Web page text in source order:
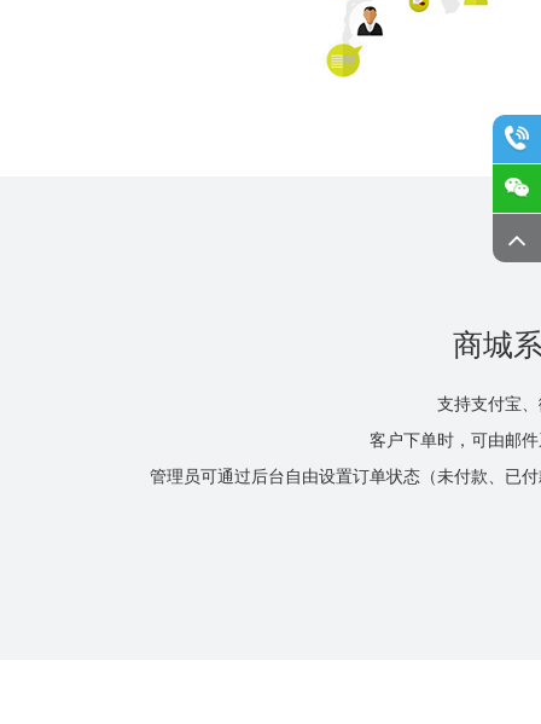
商城
支持支付宝
客户下单时，可由邮
管理员可通过后台自由设置订单状态（未付款、已